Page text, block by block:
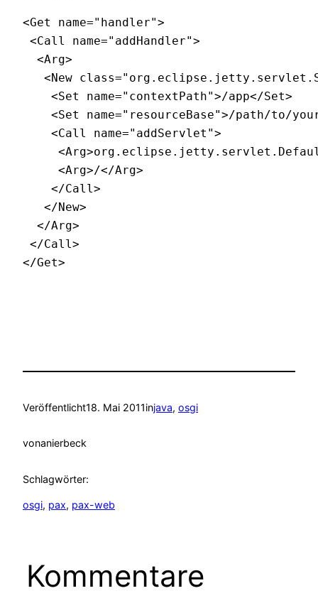
<Get name="handler">
<Call name="addHandler">
  <Arg>
<New
    <Set name="contextPath">/app</Set>
<Set name="resourceBase">/path/to/
    <Call name="addServlet">
     <Arg>/</Arg>
    </Call>
   </New>
  </Arg>
</Call>
</Get>
Veröffentlicht18. Mai 2011injava, osgi
vonanierbeck
Schlagwörter:
osgi, pax, pax-web
Kommentare